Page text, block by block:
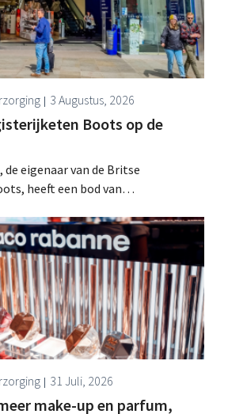
3 Augustus, 2026
Boots op de
eigenaar van de Britse
heeft een bod van
zich terugtrok. De onzekerheid over
retailer houdt aan.
31 Juli, 2026
make-up en parfum,